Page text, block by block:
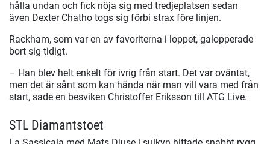
hålla undan och fick nöja sig med tredjeplatsen sedan
även Dexter Chatho togs sig förbi strax före linjen.
Rackham, som var en av favoriterna i loppet, galopperade
bort sig tidigt.
– Han blev helt enkelt för ivrig från start. Det var oväntat,
men det är sånt som kan hända när man vill vara med från
start, sade en besviken Christoffer Eriksson till ATG Live.
STL Diamantstoet